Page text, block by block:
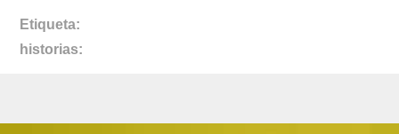
Etiqueta
historias